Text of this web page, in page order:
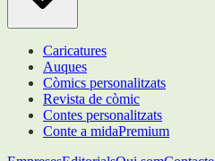
Caricatures
Auques
Còmics personalitzats
Revista de còmic
Contes personalitzats
Conte a midaPremium